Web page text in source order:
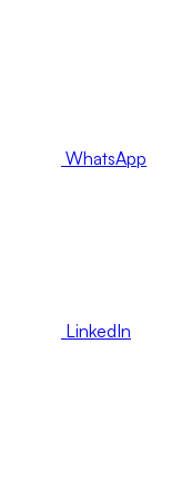
WhatsApp
LinkedIn